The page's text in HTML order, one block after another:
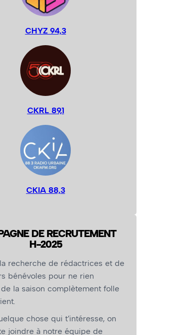
CHYZ 94,3
CKRL 89,1
CKIA 88,3
DE RECRUTEMENT
H-2025
recherche de rédactrices et de
bénévoles pour ne rien
la saison complètement folle
chose qui t’intéresse, on
joindre à notre équipe de